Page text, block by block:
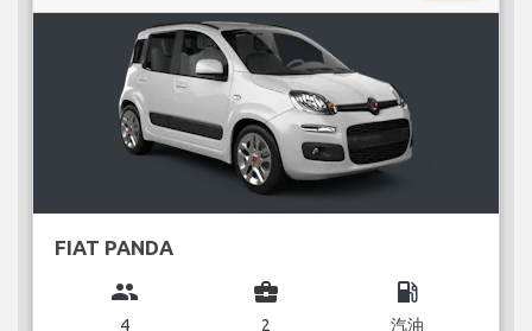
FIAT PANDA
group
4
business_center
2
local_gas_station
汽油